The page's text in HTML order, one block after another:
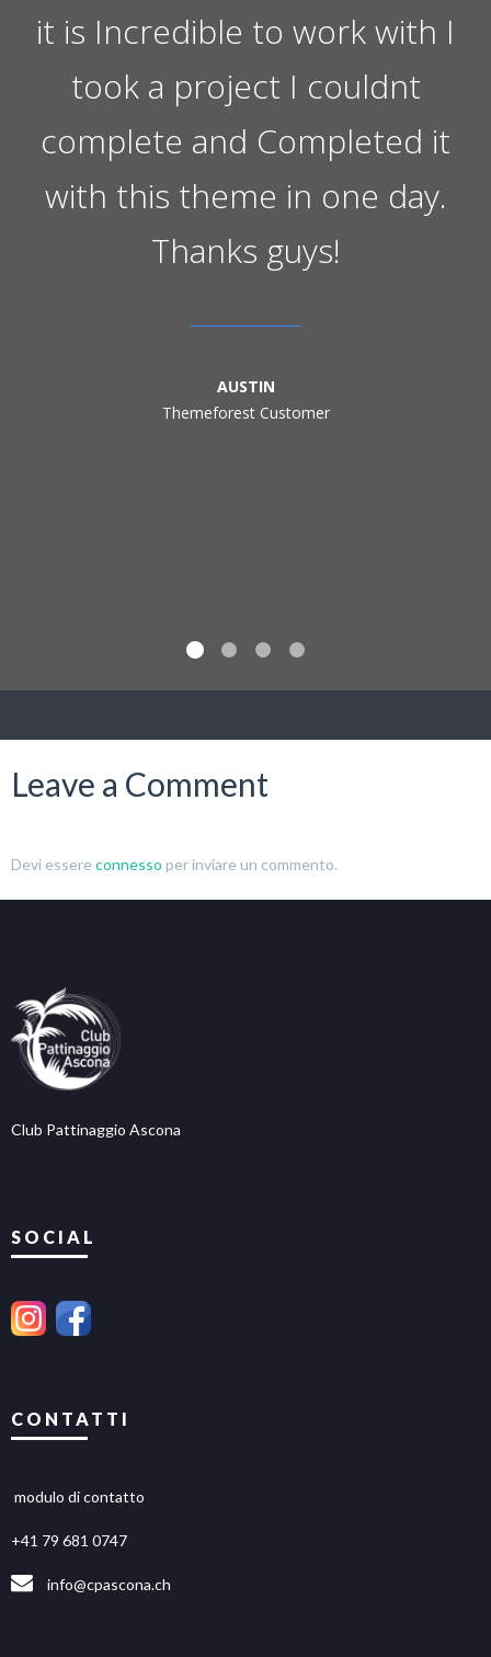
it is Incredible to work with I
took a project I couldnt
complete and Completed it
with this theme in one day.
Thanks guys!
AUSTIN
Themeforest Customer
Leave a Comment
Devi essere connesso per inviare un commento.
Club Pattinaggio Ascona
SOCIAL
CONTATTI
modulo di contatto
+41 79 681 0747
info@cpascona.ch